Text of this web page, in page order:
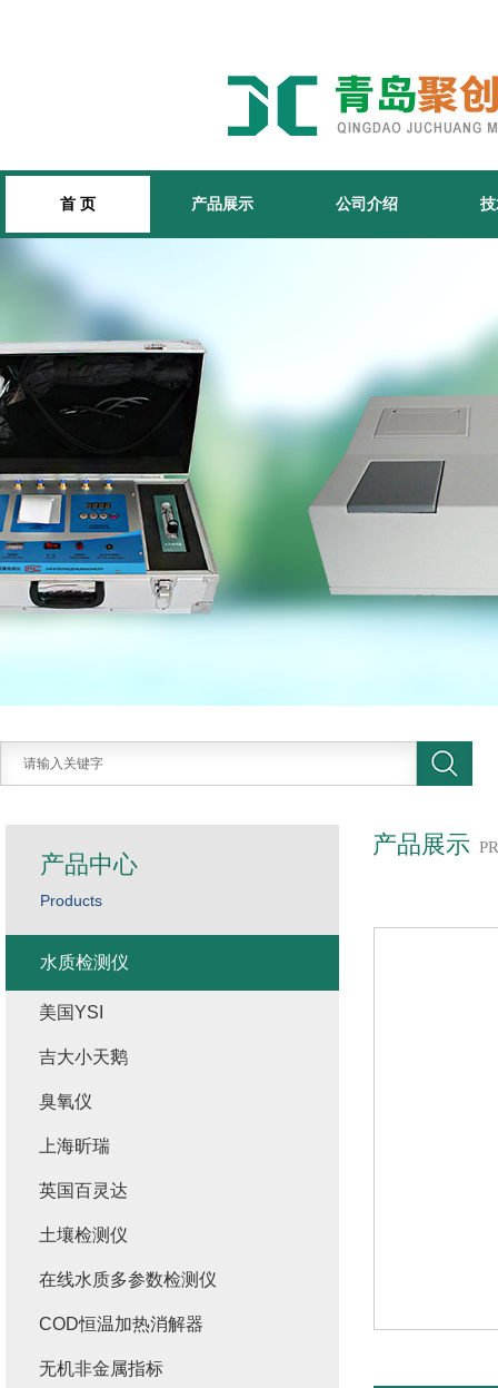
首 页 产品展示 公司介绍
产品展示
产品中心
Products
水质检测仪
美国YSI
吉大小天鹅
臭氧仪
上海昕瑞
英国百灵达
土壤检测仪
在线水质多参数检测仪
COD恒温加热消解器
无机非金属指标